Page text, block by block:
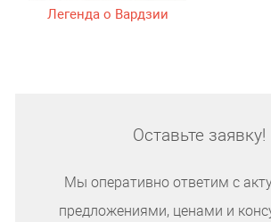
Легенда о Вардзии
Оставьте заявку!
Мы оперативно ответим с
предложениями, ценами и